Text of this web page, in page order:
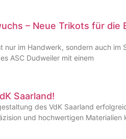
– Neue Trikots für die
im Handwerk, sondern auch im
ASC Dudweiler mit einem
Saarland!
des VdK Saarland
und hochwertigen Materialien